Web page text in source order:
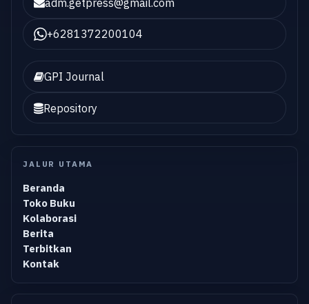
+6281372200104
GPI Journal
Repository
JALUR UTAMA
Beranda
Toko Buku
Kolaborasi
Berita
Terbitkan
Kontak